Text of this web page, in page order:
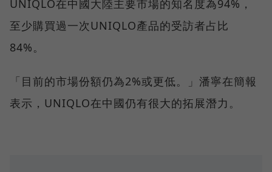
UNIQLO在中國大陸主要市場的知名度為94%，
至少購買過一次UNIQLO產品的受訪者占比
84%。
「目前的市場份額仍為2%或更低。」潘寧在簡報
表示，UNIQLO在中國仍有很大的拓展潛力。